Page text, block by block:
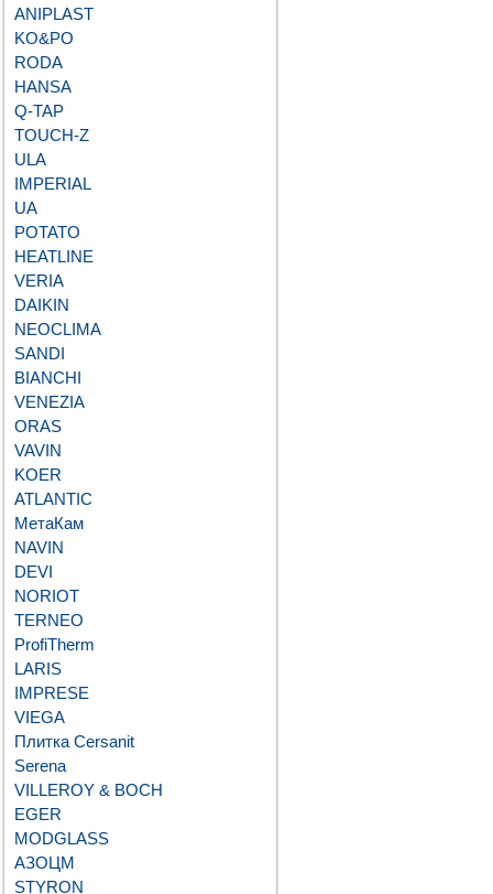
ANIPLAST
KO&PO
RODA
HANSA
Q-TAP
TOUCH-Z
ULA
IMPERIAL
UA
POTATO
HEATLINE
VERIA
DAIKIN
NEOCLIMA
SANDI
BIANCHI
VENEZIA
ORAS
VAVIN
KOER
ATLANTIC
МетаКам
NAVIN
DEVI
NORIOT
TERNEO
ProfiTherm
LARIS
IMPRESE
VIEGA
Плитка Cersanit
Serena
VILLEROY & BOCH
EGER
MODGLASS
АЗОЦМ
STYRON